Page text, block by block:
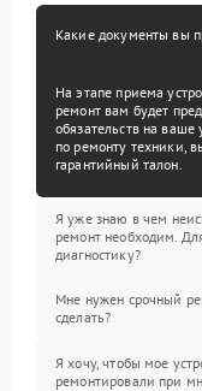
Какие документы вы
На этапе приема
ремонт вам будет
обязательств на ваше
по ремонту техники,
гарантийный талон.
Я уже знаю в чем
ремонт необходим.
диагностику?
Мне нужен срочный
сделать?
Я хочу, чтобы мое
ремонтировали при